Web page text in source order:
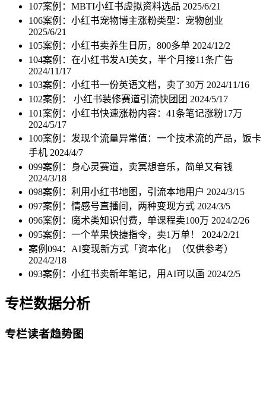
107案例：MBTI小红书虚拟资料选品 2025/6/21
106案例：小红书宠物博主涨粉类型：宠物创业
2025/6/21
105案例：小红书卖养生日历，800多单 2024/12/2
104案例：在小红书发AI美女，半个月接11条广告
2024/11/17
103案例：小红书一份英语文档，卖了30万 2024/11/16
102案例： 小红书装修赛道引流快团团 2024/5/17
101案例：小红书快速涨粉内容：41条笔记涨粉17万
2024/5/17
100案例：发现个流量异常值：一个技术流的产品，饭卡
手机 2024/4/7
099案例：身心灵赛道，卖冥想音乐，简单又有钱
2024/3/18
098案例：利用小红书地图，引流本地用户 2024/3/15
097案例：情感号直播间，两种变现方式 2024/3/5
096案例：魔术类知识付费，单课程卖100万 2024/2/26
095案例：一个苹果快捷指令，卖1万单！ 2024/2/21
案例094：AI变现新方式「资本化」（仅供参考）
2024/2/18
093案例：小红书卖新年笔记，用AI可以画 2024/2/5
专栏数据分析
专栏读者趋势图